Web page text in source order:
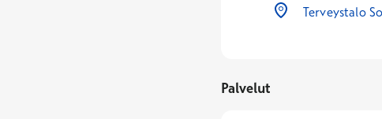
Terveystalo
Palvelut